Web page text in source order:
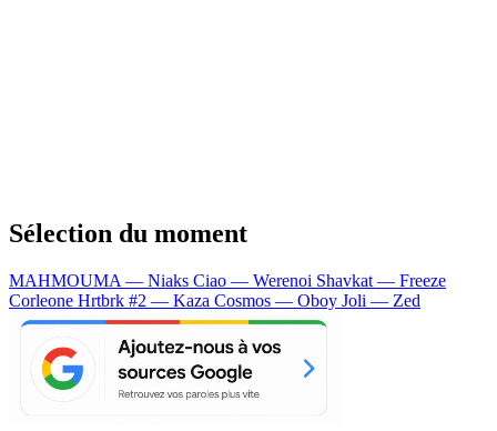
Sélection du moment
MAHMOUMA — Niaks Ciao — Werenoi Shavkat — Freeze
Corleone Hrtbrk #2 — Kaza Cosmos — Oboy Joli — Zed